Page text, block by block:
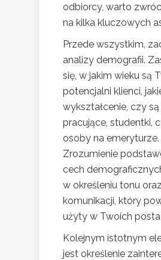
odbiorcy, warto
na kilka kluczowych
Przede wszystkim,
analizy demografii.
się, w jakim wieku są
potencjalni klienci,
wykształcenie, czy
pracujące, studentki,
osoby na emeryturze.
Zrozumienie
cech
w określeniu tonu
komunikacji, który
użyty w Twoich
Kolejnym istotnym
jest określenie